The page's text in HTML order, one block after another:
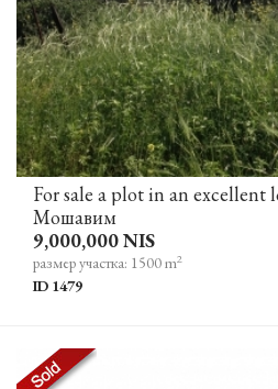
Мошавим
9,000,000 NIS
размер участка: 1500 m2
ID 1479